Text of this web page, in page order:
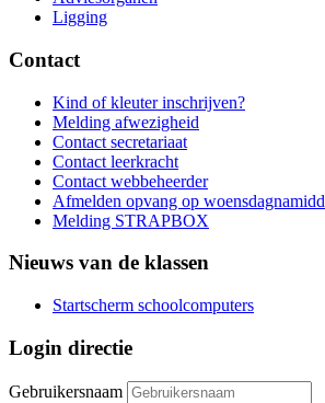
Ligging
Contact
Kind of kleuter inschrijven?
Melding afwezigheid
Contact secretariaat
Contact leerkracht
Contact webbeheerder
Afmelden opvang op
Melding STRAPBOX
Nieuws van de klassen
Startscherm schoolcomputers
Login directie
Gebruikersnaam